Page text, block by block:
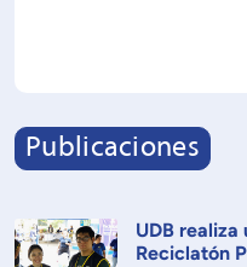
Publicaciones
UDB
Reciclatón